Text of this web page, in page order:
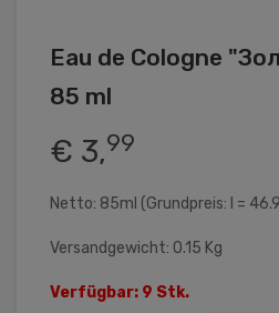
Eau de Cologne
85 ml
€ 3,99
Netto: 85ml (Grundpreis: l =
Versandgewicht: 0.15 Kg
Verfügbar: 9 Stk.